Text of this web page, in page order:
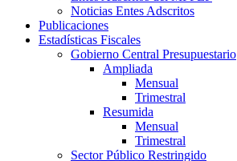
Noticias Entes Adscritos
Publicaciones
Estadísticas Fiscales
Gobierno Central Presupuestario
Ampliada
Mensual
Trimestral
Resumida
Mensual
Trimestral
Sector Público Restringido